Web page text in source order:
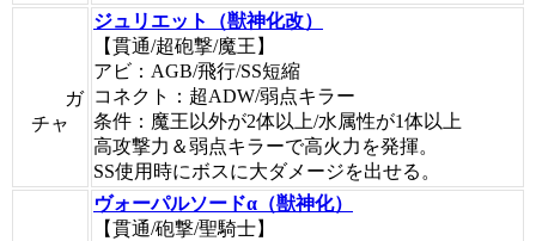
ガ
チャ
ジュリエット（獣神化改）
【貫通/超砲撃/魔王】
アビ：AGB/飛行/SS短縮
コネクト：超ADW/弱点キラー
条件：魔王以外が2体以上/水属性が1体以上
高攻撃力＆弱点キラーで高火力を発揮。
SS使用時にボスに大ダメージを出せる。
ヴォーパルソードα（獣神化）
【貫通/砲撃/聖騎士】